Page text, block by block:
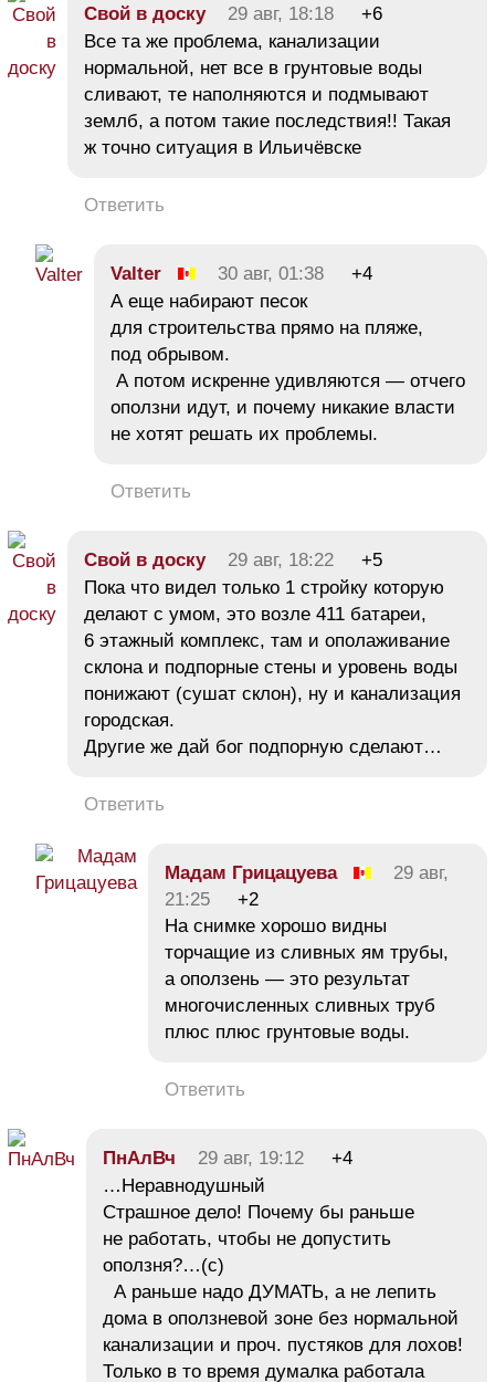
Свой в доску 29 авг, 18:18
+6
Все та же проблема, канализации
нормальной, нет все в грунтовые воды
сливают, те наполняются и подмывают
землб, а потом такие последствия!! Такая
ж точно ситуация в Ильичёвске
Ответить
Valter 30 авг, 01:38
+4
А еще набирают песок
для строительства прямо на пляже,
под обрывом.
А потом искренне удивляются — отчего
оползни идут, и почему никакие власти
не хотят решать их проблемы.
Ответить
Свой в доску 29 авг, 18:22
+5
Пока что видел только 1 стройку которую
делают с умом, это возле 411 батареи,
6 этажный комплекс, там и ополаживание
склона и подпорные стены и уровень воды
понижают (сушат склон), ну и канализация
городская.
Другие же дай бог подпорную сделают…
Ответить
Мадам Грицацуева
29 авг,
21:25
+2
На снимке хорошо видны
торчащие из сливных ям трубы,
а оползень — это результат
многочисленных сливных труб
плюс плюс грунтовые воды.
Ответить
ПнАлВч 29 авг, 19:12
+4
…Неравнодушный
Страшное дело! Почему бы раньше
не работать, чтобы не допустить
оползня?…(с)
А раньше надо ДУМАТЬ, а не лепить
дома в оползневой зоне без нормальной
канализации и проч. пустяков для лохов!
Только в то время думалка работала